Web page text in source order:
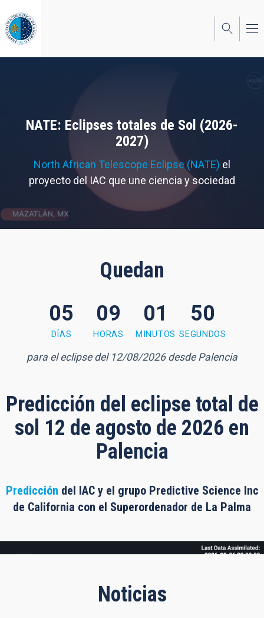
al
contenido
principal
NATE: Eclipses totales de Sol (2026-
2027)
North African Telescope Eclipse (NATE) el
proyecto del IAC que une ciencia y sociedad
Quedan
48 seconds
05
DÍAS
09
HORAS
01
MINUTOS
49
SEGUNDOS
para el eclipse del 12/08/2026 desde Palencia
Predicción del eclipse total de
sol 12 de agosto de 2026 en
Palencia
Predicción del IAC y el grupo Predictive Science Inc
de California con el Superordenador de La Palma
Noticias